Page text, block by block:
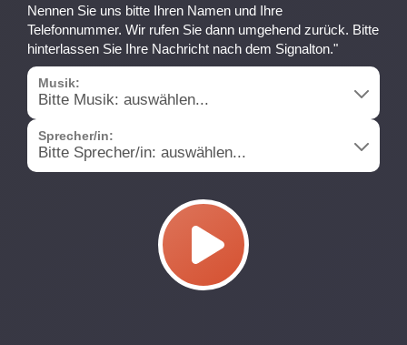
Nennen Sie uns bitte Ihren Namen und Ihre
Telefonnummer. Wir rufen Sie dann umgehend zurück. Bitte
hinterlassen Sie Ihre Nachricht nach dem Signalton."
Musik:
Sprecher/in: